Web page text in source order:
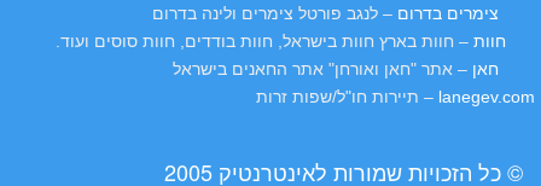
צימרים בדרום – לנגב פורטל צימרים ולינה בדרום
חוות – חוות בארץ חוות בישראל, חוות בודדים, חוות סוסים ועוד.
חאן – אתר "חאן ואורחן" אתר החאנים בישראל
lanegev.com – תיירות חו"ל/שפות זרות
© כל הזכויות שמורות לאינטרנטיק 2005